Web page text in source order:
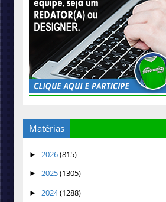
Matérias
► 2026(815)
► 2025(1305)
► 2024(1288)